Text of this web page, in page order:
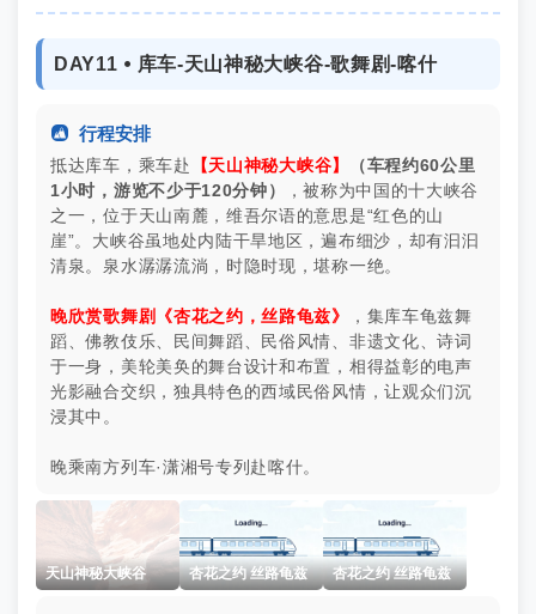
DAY11 ⦁ 库车-天山神秘大峡谷-歌舞剧-喀什
 行程安排
抵达库车，乘车赴 【天山神秘大峡谷】
（车程约60公里
1小时，游览不少于120分钟）
，被称为中国的十大峡谷
之一，位于天山南麓，维吾尔语的意思是“红色的山
崖”。大峡谷虽地处内陆干旱地区，遍布细沙，却有汩汩
清泉。泉水潺潺流淌，时隐时现，堪称一绝。
晚欣赏歌舞剧《杏花之约，丝路龟兹》
，集库车龟兹舞
蹈、佛教伎乐、民间舞蹈、民俗风情、非遗文化、诗词
于一身，美轮美奂的舞台设计和布置，相得益彰的电声
光影融合交织，独具特色的西域民俗风情，让观众们沉
浸其中。
晚乘南方列车·潇湘号专列赴喀什。
天山神秘大峡谷 杏花之约 丝路龟兹 杏花之约 丝路龟兹